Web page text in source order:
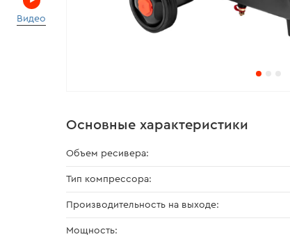
Видео
Основные характеристики
Объем ресивера:
Тип компрессора:
Производительность на выходе:
Мощность: